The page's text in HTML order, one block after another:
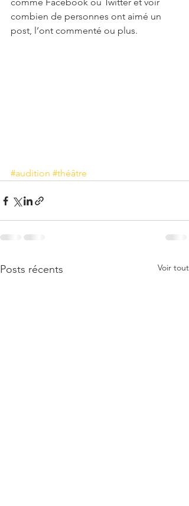
combien de personnes ont aimé un
post, l’ont commenté ou plus.
#audition #théâtre
Posts récents Voir tout